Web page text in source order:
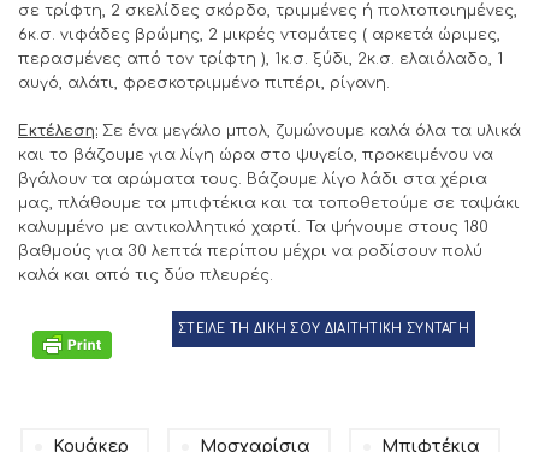
σε τρίφτη, 2 σκελίδες σκόρδο, τριμμένες ή πολτοποιημένες,
6κ.σ. νιφάδες βρώμης, 2 μικρές ντομάτες ( αρκετά ώριμες,
περασμένες από τον τρίφτη ), 1κ.σ. ξύδι, 2κ.σ. ελαιόλαδο, 1
αυγό, αλάτι, φρεσκοτριμμένο πιπέρι, ρίγανη.
Εκτέλεση: Σε ένα μεγάλο μπολ, ζυμώνουμε καλά όλα τα υλικά
και το βάζουμε για λίγη ώρα στο ψυγείο, προκειμένου να
βγάλουν τα αρώματα τους. Βάζουμε λίγο λάδι στα χέρια
μας, πλάθουμε τα μπιφτέκια και τα τοποθετούμε σε ταψάκι
καλυμμένο με αντικολλητικό χαρτί. Τα ψήνουμε στους 180
βαθμούς για 30 λεπτά περίπου μέχρι να ροδίσουν πολύ
καλά και από τις δύο πλευρές.
ΣΤΕΙΛΕ ΤΗ ΔΙΚΗ ΣΟΥ ΔΙΑΙΤΗΤΙΚΗ ΣΥΝΤΑΓΗ
Κουάκερ Μοσχαρίσια Μπιφτέκια